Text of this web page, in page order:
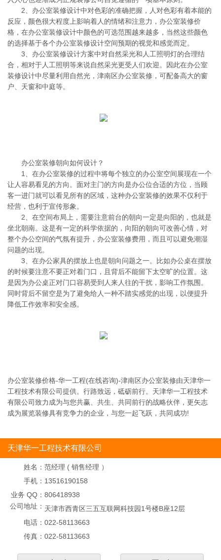
2、办公室装修设计中对色彩的准确把握，人对色彩有着本能的
反应，颜色很大程度上影响着人的情绪和注意力，办公室装修价
格，在办公室装修设计中颜色的可选范围越来越多，当然这些颜色
的选择基于各个办公室装修设计空间预期的视觉和感觉而定。
3、办公室装修设计方案中对自然采光和人工照明灯的合理结
合，相对于人工照明等来说自然采光更受人们欢迎。因此在办公室
装修设计中尽量利用自然光，津南区办公室装修，可配备高大的窗
户、天窗和中庭等。
办公室装修朝向如何设计？
1、在办公室装修的过程中将每个独立的办公室空间展现在一个
让人容易看见的方向。面对主门的方向是办公位合适的方位，当顾
客一进门就可以看见所有的区域，这种办公室装修的效果不仅利于
经营，也利于宣传形象。
2、在空间布局上，需要注意前台的朝向一定是向阳的，也就是
坐北朝南。这是有一定的科学依据的，向阳的朝向可改善心情，对
整个办公空间的气氛有提升，办公室装修费用，而且可以避免潮湿
问题的出现。
3、在办公家具的摆放上也是朝向问题之一。比如办公桌在摆放
的时候要注意不要正对着门口，且背后不能留下太空旷的位置。这
是因为办公桌正对门口容易受到人来人往的干扰，影响工作氛围。
同时背后不留空是为了避免给人一种不踏实感觉的出现，以便提升
降低工作效率和安全感。
办公室装修价格-华一工程(在线咨询)-津南区办公室装修由天津华一
工程技术有限公司提供。行路致远，砥砺前行。天津华一工程技术
有限公司致力成为与您共赢、共生、共同前行的战略伙伴，更矢志
成为展览装修具有竞争力的企业，与您一起飞跃，共同成功!
天津华一工程技术有限公司
姓名： 范经理 ( 销售经理 ）
手机： 13516190158
业务 QQ： 806418938
公司地址： 天津市西青区三五互联网科技园1号楼B座12层
电话： 022-58113663
传真： 022-58113663